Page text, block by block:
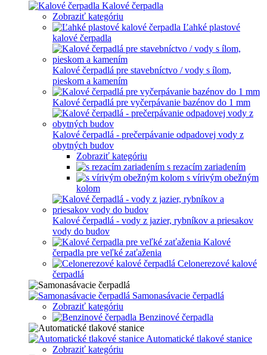
Kalové čerpadla
Zobraziť kategóriu
Ľahké plastové
kalové čerpadla
Kalové čerpadlá pre stavebníctvo / vody s ílom,
pieskom a kamením
Kalové čerpadlá pre vyčerpávanie bazénov do 1 mm
Kalové čerpadlá - prečerpávanie odpadovej vody z
obytných budov
Zobraziť kategóriu
s rezacím zariadením
s vírivým obežným
kolom
Kalové čerpadlá - vody z jazier, rybníkov a priesakov
vody do budov
Kalové
čerpadla pre veľké zaťaženia
Celonerezové kalové
čerpadlá
Samonasávacie čerpadlá
Zobraziť kategóriu
Benzinové čerpadla
Automatické tlakové stanice
Zobraziť kategóriu